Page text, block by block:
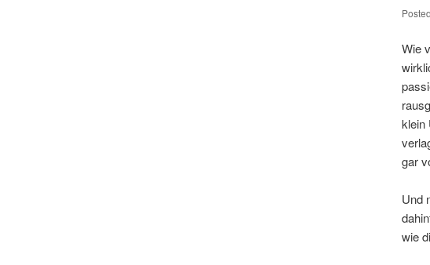
Wie
klein
gar
Und
wie